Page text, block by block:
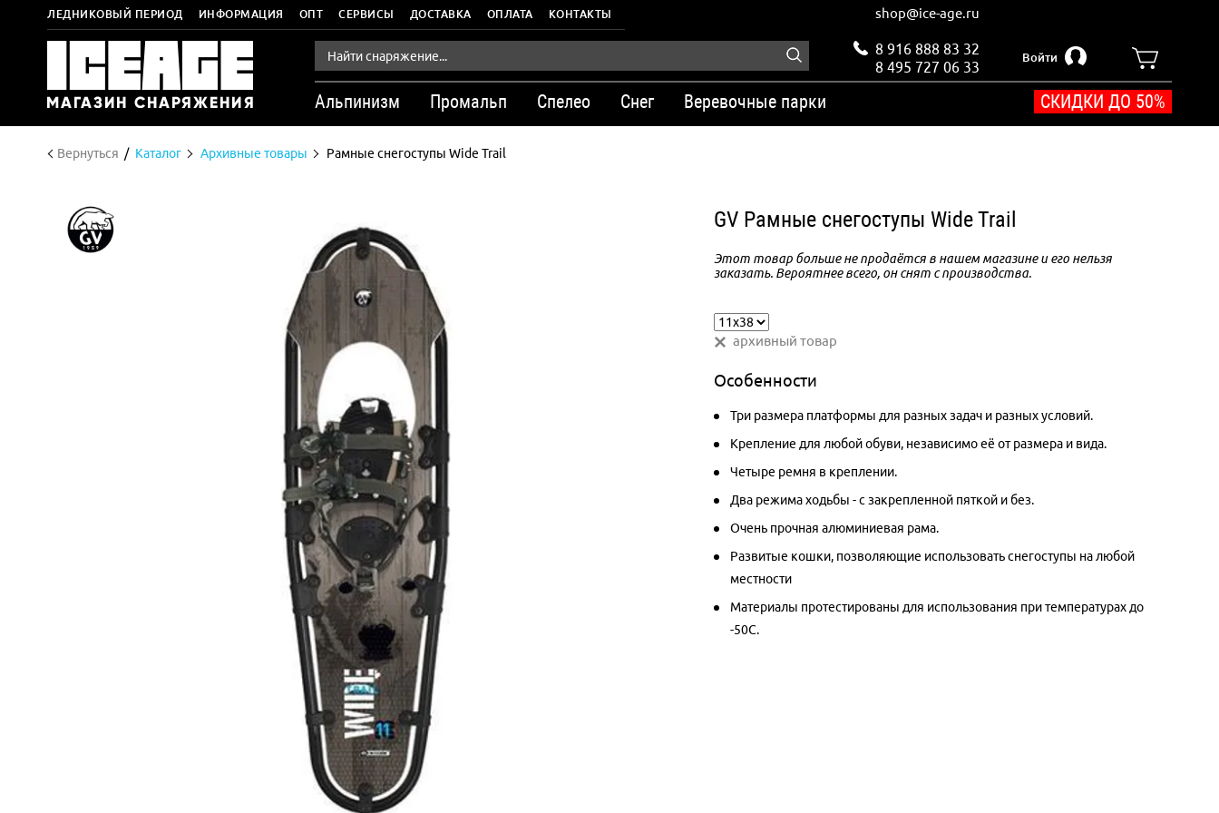
ЛЕДНИКОВЫЙ ПЕРИОД ИНФОРМАЦИЯ ОПТ СЕРВИСЫ ДОСТАВКА ОПЛАТА КОНТАКТЫ shop@ice-age.ru
8 916 888 83 32
8 495 727 06 33
Войти
Альпинизм Промальп Спелео Снег Веревочные парки СКИДКИ ДО 50%
Вернуться Каталог Архивные товары Рамные снегоступы Wide Trail
GV Рамные снегоступы Wide Trail
Этот товар больше не продаётся в нашем магазине и его нельзя
заказать. Вероятнее всего, он снят с производства.
архивный товар
Особенности
Три размера платформы для разных задач и разных условий.
Крепление для любой обуви, независимо её от размера и вида.
Четыре ремня в креплении.
Два режима ходьбы - с закрепленной пяткой и без.
Очень прочная алюминиевая рама.
Развитые кошки, позволяющие использовать снегоступы на любой
местности
Материалы протестированы для использования при температурах до
-50С.